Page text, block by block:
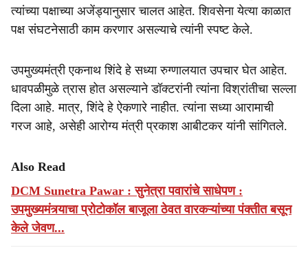
त्यांच्या पक्षाच्या अजेंड्यानुसार चालत आहेत. शिवसेना येत्या काळात
पक्ष संघटनेसाठी काम करणार असल्याचे त्यांनी स्पष्ट केले.
उपमुख्यमंत्री एकनाथ शिंदे हे सध्या रुग्णालयात उपचार घेत आहेत.
धावपळीमुळे त्रास होत असल्याने डॉक्टरांनी त्यांना विश्रांतीचा सल्ला
दिला आहे. मात्र, शिंदे हे ऐकणारे नाहीत. त्यांना सध्या आरामाची
गरज आहे, असेही आरोग्य मंत्री प्रकाश आबीटकर यांनी सांगितले.
Also Read
DCM Sunetra Pawar : सुनेत्रा पवारांचे साधेपण :
उपमुख्यमंत्र्याचा प्रोटोकॉल बाजूला ठेवत वारकऱ्यांच्या पंक्तीत बसून
केले जेवण...